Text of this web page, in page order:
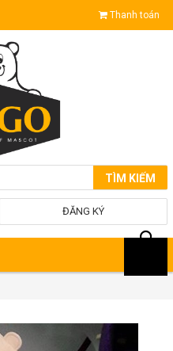
Thanh toán
TÌM KIẾM
ĐĂNG KÝ